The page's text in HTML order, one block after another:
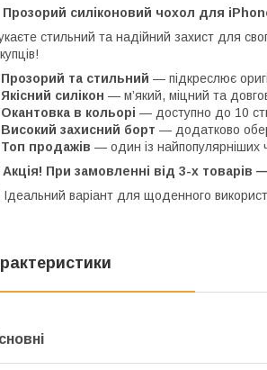
Прозорий силіконовий чохол для
стильний та надійний захист для
Прозорий та стильний — підкреслює
Якісний силікон — м’який, міцний та
Окантовка в кольорі — доступно до 10
Високий захисний борт — додатково
Топ продажів — один із найпопулярніших
Акція! При замовленні від 3-х
Ідеальний варіант для щоденного